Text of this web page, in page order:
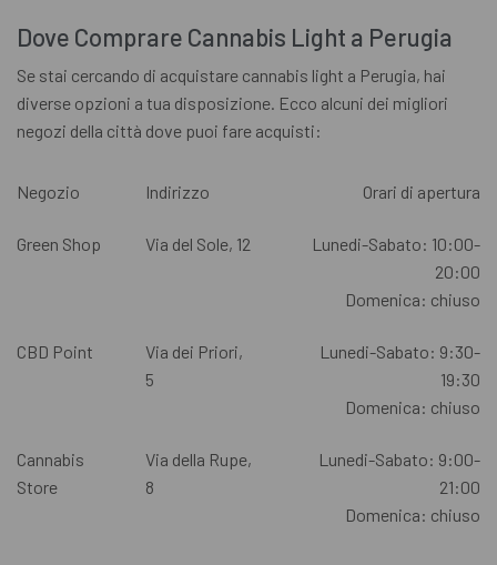
Dove Comprare Cannabis Light a Perugia
Se stai cercando di acquistare cannabis light a Perugia, hai
diverse opzioni a tua disposizione. Ecco alcuni dei migliori
negozi della città dove puoi fare acquisti:
Negozio Indirizzo Orari di apertura
Green Shop Via del Sole, 12
Lunedi-Sabato: 10:00-
20:00
Domenica: chiuso
CBD Point
Via dei Priori,
5
Lunedi-Sabato: 9:30-
19:30
Domenica: chiuso
Cannabis
Store
Via della Rupe,
8
Lunedi-Sabato: 9:00-
21:00
Domenica: chiuso